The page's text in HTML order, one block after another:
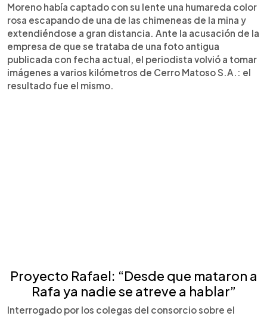
Moreno había captado con su lente una humareda color
rosa escapando de una de las chimeneas de la mina y
extendiéndose a gran distancia. Ante la acusación de la
empresa de que se trataba de una foto antigua
publicada con fecha actual, el periodista volvió a tomar
imágenes a varios kilómetros de Cerro Matoso S.A.: el
resultado fue el mismo.
Proyecto Rafael: “Desde que mataron a
Rafa ya nadie se atreve a hablar”
Interrogado por los colegas del consorcio sobre el